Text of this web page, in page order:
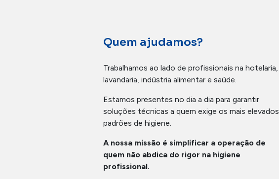
Quem ajudamos?
Trabalhamos ao lado de profissionais na hotelaria,
lavandaria, indústria alimentar e saúde.
Estamos presentes no dia a dia para garantir
soluções técnicas a quem exige os mais elevados
padrões de higiene.
A nossa missão é simplificar a operação de
quem não abdica do rigor na higiene
profissional.